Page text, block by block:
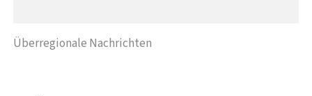
Überregionale Nachrichten